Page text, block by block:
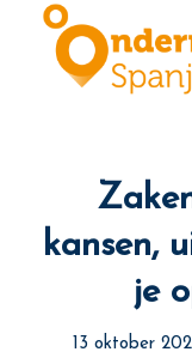
kansen,
je
13 oktober